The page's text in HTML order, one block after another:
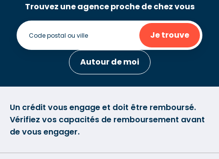
Trouvez une agence proche de chez vous
Je trouve
Autour de moi
Un crédit vous engage et doit être remboursé.
Vérifiez vos capacités de remboursement avant
de vous engager.